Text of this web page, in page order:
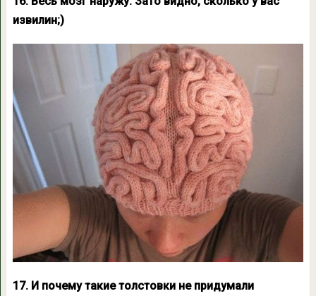
извилин;)
17. И почему такие толстовки не придумали